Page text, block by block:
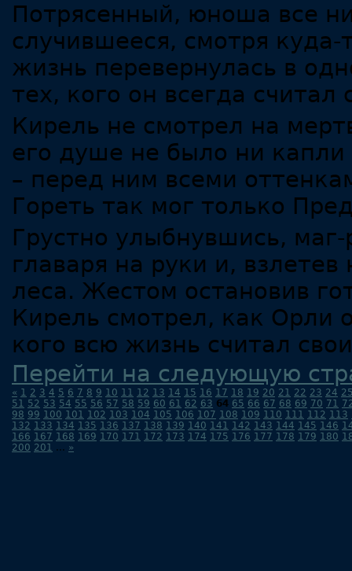
Потрясенный, юноша все
случившееся, смотря куда-
жизнь перевернулась в
тех, кого он всегда
Кирель не смотрел на
его душе не было ни
– перед ним всеми
Гореть так мог только
Грустно улыбнувшись,
главаря на руки и,
леса. Жестом остановив
Кирель смотрел, как Орли
кого всю жизнь считал
Перейти на следующую
« 1 2 3 4 5 6 7 8 9 10 11 12 13 14 15 16 17 18 19 20 21 22 23 24
51 52 53 54 55 56 57 58 59 60 61 62 63 64 65 66 67 68 69 70 71
98 99 100 101 102 103 104 105 106 107 108 109 110 111 112 113
132 133 134 135 136 137 138 139 140 141 142 143 144 145 146
166 167 168 169 170 171 172 173 174 175 176 177 178 179 180
200 201 ... »